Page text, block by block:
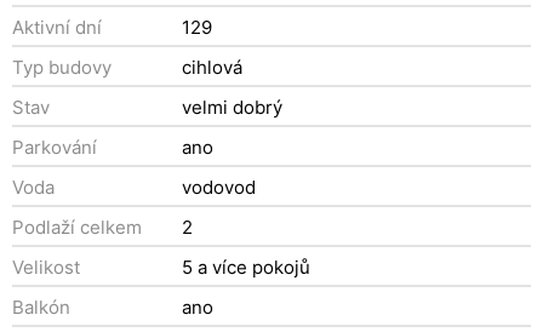
Aktivní dní
129
Typ budovy
cihlová
Stav
velmi dobrý
Parkování
ano
Voda
vodovod
Podlaží celkem
2
Velikost
5 a více pokojů
Balkón
ano